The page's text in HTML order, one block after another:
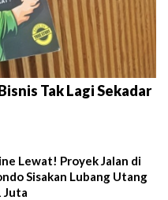
Tak Lagi Sekadar
Lewat! Proyek Jalan di
Sisakan Lubang Utang
Juta